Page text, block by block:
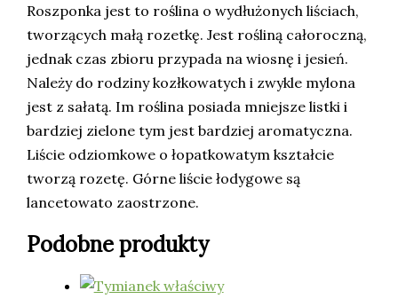
Roszponka jest to roślina o wydłużonych liściach,
tworzących małą rozetkę. Jest rośliną całoroczną,
jednak czas zbioru przypada na wiosnę i jesień.
Należy do rodziny kozłkowatych i zwykle mylona
jest z sałatą. Im roślina posiada mniejsze listki i
bardziej zielone tym jest bardziej aromatyczna.
Liście odziomkowe o łopatkowatym kształcie
tworzą rozetę. Górne liście łodygowe są
lancetowato zaostrzone.
Podobne produkty